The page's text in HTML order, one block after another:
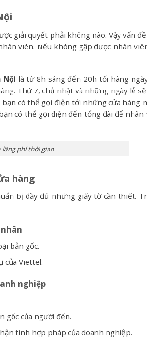
giải quyết phải không nào. Vậy vấn
viên. Nếu không gặp được nhân
Nội là từ 8h sáng đến 20h tối hàng
Thứ 7, chủ nhật và những ngày lễ
bạn có thể gọi điện tới những cửa hàng
có thể gọi điện đến tổng đài để nhân
phí thời gian
hàng
bị đầy đủ những giấy tờ cần thiết.
bản gốc.
của Viettel.
nghiệp
gốc của người đến.
tính hợp pháp của doanh nghiệp.